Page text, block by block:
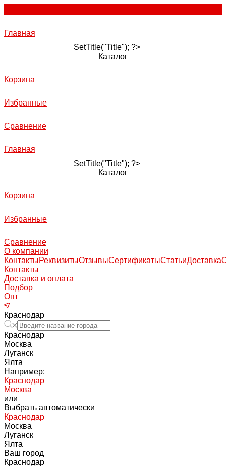
Главная
SetTitle("Title"); ?>
Каталог
Корзина
Избранные
Сравнение
Главная
SetTitle("Title"); ?>
Каталог
Корзина
Избранные
Сравнение
О компании
КонтактыРеквизитыОтзывыСертификатыСтатьиДоставка
Контакты
Доставка и оплата
Подбор
Опт
Краснодар
Краснодар
Москва
Луганск
Ялта
Например:
Краснодар
Москва
или
Выбрать автоматически
Краснодар
Москва
Луганск
Ялта
Ваш город
Краснодар